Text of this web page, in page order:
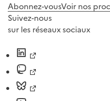
Abonnez-vousVoir nos
Suivez-nous
sur les réseaux sociaux